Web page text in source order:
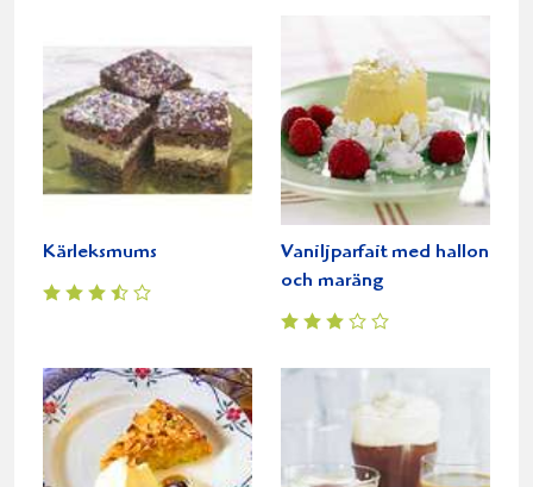
Kärleksmums
Vaniljparfait med hallon
och maräng